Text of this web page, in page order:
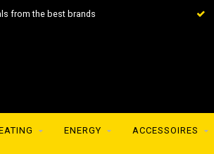
from the best brands
ENERGY ACCESSOIRES